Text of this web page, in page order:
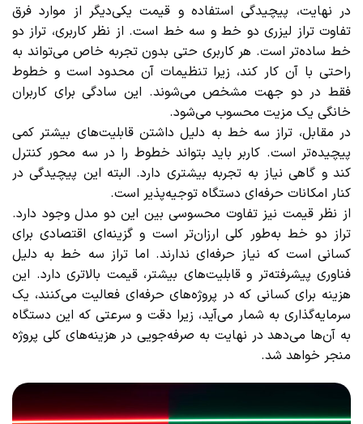
در نهایت، پیچیدگی استفاده و قیمت یکی‌دیگر از موارد فرق
تفاوت تراز لیزری دو خط و سه خط است. از نظر کاربری، تراز دو
خط ساده‌تر است. هر کاربری حتی بدون تجربه خاص می‌تواند به
راحتی با آن کار کند، زیرا تنظیمات آن محدود است و خطوط
فقط در دو جهت مشخص می‌شوند. این سادگی برای کاربران
خانگی یک مزیت محسوب می‌شود.
در مقابل، تراز سه خط به دلیل داشتن قابلیت‌های بیشتر کمی
پیچیده‌تر است. کاربر باید بتواند خطوط را در سه محور کنترل
کند و گاهی نیاز به تجربه بیشتری دارد. البته این پیچیدگی در
کنار امکانات حرفه‌ای دستگاه توجیه‌پذیر است.
از نظر قیمت نیز تفاوت محسوسی بین این دو مدل وجود دارد.
تراز دو خط به‌طور کلی ارزان‌تر است و گزینه‌ای اقتصادی برای
کسانی است که نیاز حرفه‌ای ندارند. اما تراز سه خط به دلیل
فناوری پیشرفته‌تر و قابلیت‌های بیشتر، قیمت بالاتری دارد. این
هزینه برای کسانی که در پروژه‌های حرفه‌ای فعالیت می‌کنند، یک
سرمایه‌گذاری به شمار می‌آید، زیرا دقت و سرعتی که این دستگاه
به آن‌ها می‌دهد در نهایت به صرفه‌جویی در هزینه‌های کلی پروژه
منجر خواهد شد.